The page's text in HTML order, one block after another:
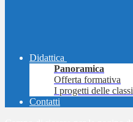
Didattica
Panoramica
Offerta formativa
I progetti delle classi
Contatti